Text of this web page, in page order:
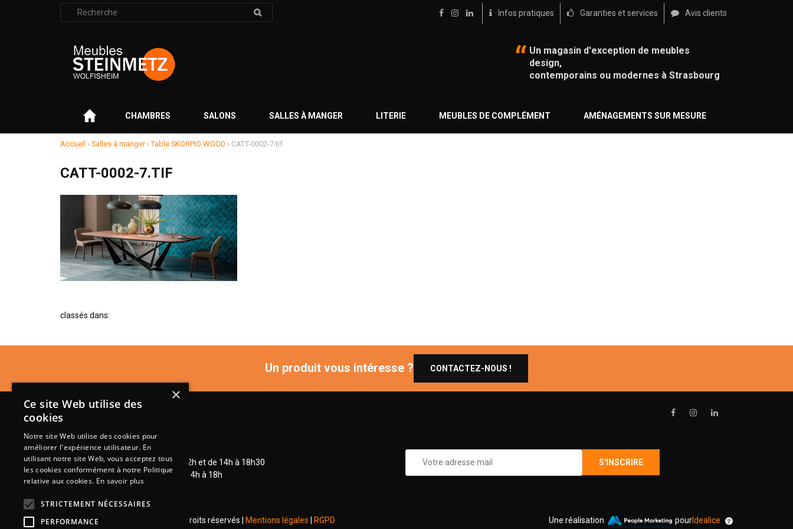
Rechercher
:
Infos pratiques Garanties et services Avis clients
Un magasin d'exception de meubles
design,
contemporains ou modernes à Strasbourg
CHAMBRES SALONS SALLES À MANGER LITERIE MEUBLES DE COMPLÉMENT AMÉNAGEMENTS SUR MESURE
Accueil › Salles à manger›Table SKORPIO WOOD › CATT-0002-7.tif
CATT-0002-7.TIF
classés dans:
Un produit vous intéresse ? CONTACTEZ-NOUS !
Lundi de 14h à 18h30
Mardi à vendredi de 9h à 12h et de 14h à 18h30
Samedi de 9h à 12h et de 14h à 18h
© 2026 Groupe Steinmetz - Tous droits réservés | Mentions légales RGPD Une réalisation pourIdealice
×
Ce site Web utilise des
cookies
Notre site Web utilise des cookies pour
améliorer l'expérience utilisateur. En
utilisant notre site Web, vous acceptez tous
les cookies conformément à notre Politique
relative aux cookies. En savoir plus
STRICTEMENT NÉCESSAIRES
PERFORMANCE